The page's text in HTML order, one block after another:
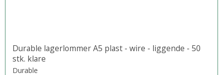
Durable lagerlommer A5 plast - wire - liggende - 50
stk. klare
Durable